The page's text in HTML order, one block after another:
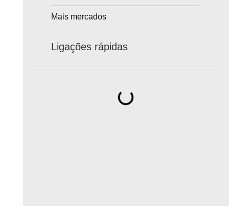
Mais mercados
Ligações rápidas